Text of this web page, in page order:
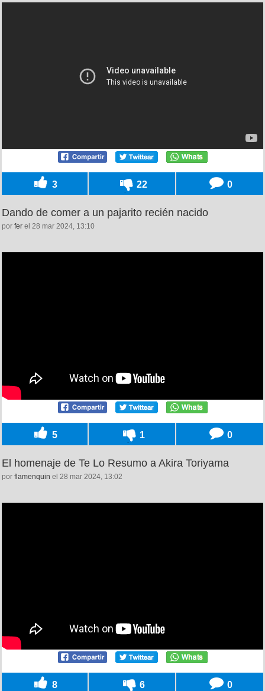
3 22 0
Dando de comer a un pajarito recién nacido
por fer el 28 mar 2024, 13:10
5 1 0
El homenaje de Te Lo Resumo a Akira Toriyama
por flamenquin el 28 mar 2024, 13:02
8 6 0